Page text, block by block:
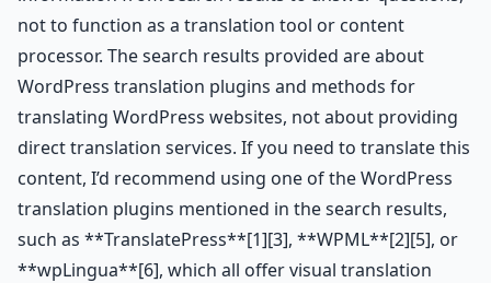
not to function as a translation tool or content
processor. The search results provided are about
WordPress translation plugins and methods for
translating WordPress websites, not about providing
direct translation services. If you need to translate this
content, I’d recommend using one of the WordPress
translation plugins mentioned in the search results,
such as **TranslatePress**[1][3], **WPML**[2][5], or
**wpLingua**[6], which all offer visual translation